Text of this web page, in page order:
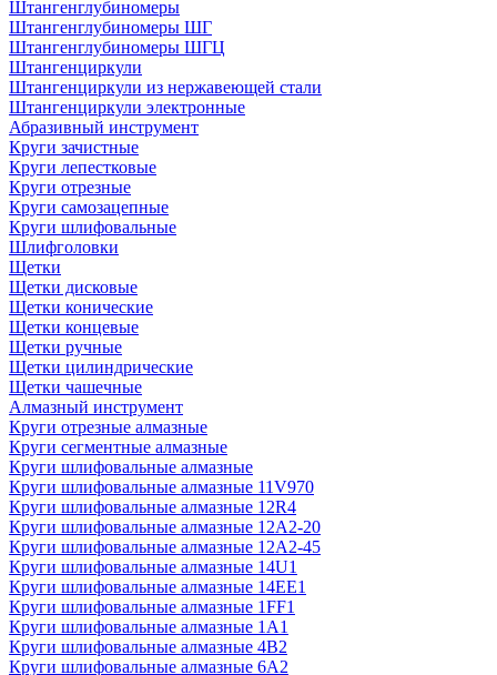
Штангенглубиномеры
Штангенглубиномеры ШГ
Штангенглубиномеры ШГЦ
Штангенциркули
Штангенциркули из нержавеющей стали
Штангенциркули электронные
Абразивный инструмент
Круги зачистные
Круги лепестковые
Круги отрезные
Круги самозацепные
Круги шлифовальные
Шлифголовки
Щетки
Щетки дисковые
Щетки конические
Щетки концевые
Щетки ручные
Щетки цилиндрические
Щетки чашечные
Алмазный инструмент
Круги отрезные алмазные
Круги сегментные алмазные
Круги шлифовальные алмазные
Круги шлифовальные алмазные 11V970
Круги шлифовальные алмазные 12R4
Круги шлифовальные алмазные 12А2-20
Круги шлифовальные алмазные 12А2-45
Круги шлифовальные алмазные 14U1
Круги шлифовальные алмазные 14ЕЕ1
Круги шлифовальные алмазные 1FF1
Круги шлифовальные алмазные 1А1
Круги шлифовальные алмазные 4В2
Круги шлифовальные алмазные 6A2